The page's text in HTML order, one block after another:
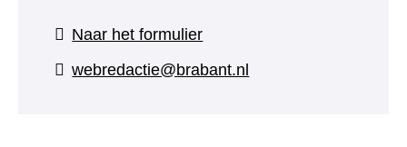
Naar het formulier(verwijst
naar
webredactie@brabant.nl